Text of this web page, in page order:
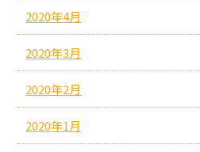
2020年4月
2020年3月
2020年2月
2020年1月